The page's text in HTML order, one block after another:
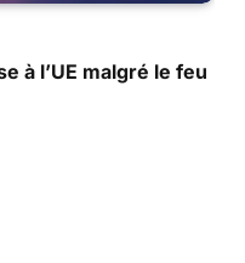
à l’UE malgré le feu